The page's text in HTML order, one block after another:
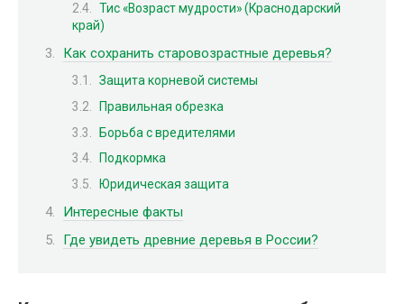
Тис «Возраст мудрости» (Краснодарский
край)
Как сохранить старовозрастные деревья?
Защита корневой системы
Правильная обрезка
Борьба с вредителями
Подкормка
Юридическая защита
Интересные факты
Где увидеть древние деревья в России?